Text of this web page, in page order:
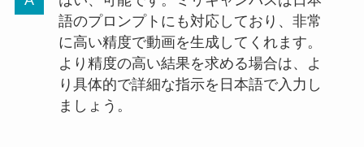
語のプロンプトにも対応しており、非常
に高い精度で動画を生成してくれます。
より精度の高い結果を求める場合は、よ
り具体的で詳細な指示を日本語で入力し
ましょう。